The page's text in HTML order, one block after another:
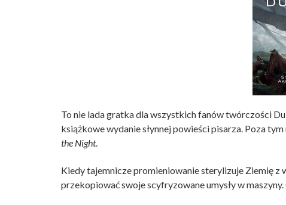
To nie lada gratka dla wszystkich fanów twórczości
książkowe wydanie słynnej powieści pisarza. Poza
the Night.
Kiedy tajemnicze promieniowanie sterylizuje Ziemię z
przekopiować swoje scyfryzowane umysły w